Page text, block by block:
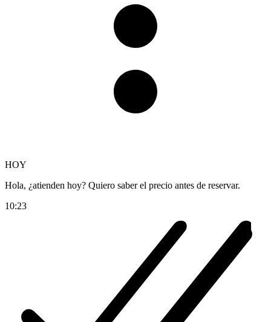
HOY
Hola, ¿atienden hoy? Quiero saber el precio antes de reservar.
10:23